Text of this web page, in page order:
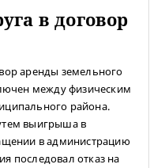
в договор
аренды земельного
между физическим
района.
выигрыша в
в администрацию
последовал отказ на